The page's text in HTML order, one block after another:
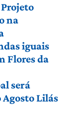
na
iguais
Flores da
será
Lilás